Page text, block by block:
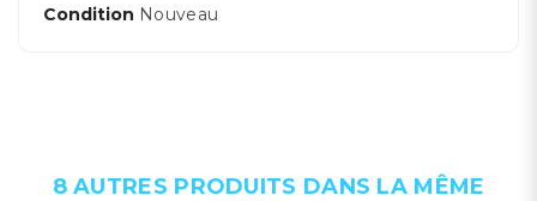
Condition Nouveau
8 AUTRES PRODUITS DANS LA MÊME